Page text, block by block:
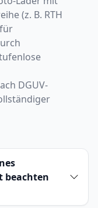
(z. B. RTH
DGUV-
beachten